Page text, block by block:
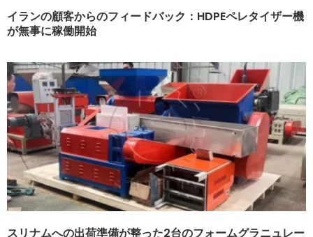
イランの顧客からのフィードバック：HDPEペレタイザー機
が無事に稼働開始
スリナムへの出荷準備が整った2台のフォームグラニュレー